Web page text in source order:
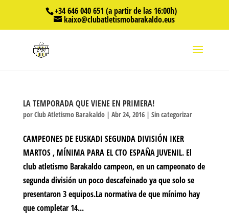
+34 646 040 651 (a partir de las 16:00h)
kaixo@clubatletismobarakaldo.eus
LA TEMPORADA QUE VIENE EN PRIMERA!
porClub Atletismo Barakaldo| Abr 24, 2016| Sin categorizar
CAMPEONES DE EUSKADI SEGUNDA DIVISIÓN IKER
MARTOS , MÍNIMA PARA EL CTO ESPAÑA JUVENIL. El
club atletismo Barakaldo campeon, en un campeonato de
segunda división un poco descafeinado ya que solo se
presentaron 3 equipos.La normativa de que mínimo hay
que completar 14...